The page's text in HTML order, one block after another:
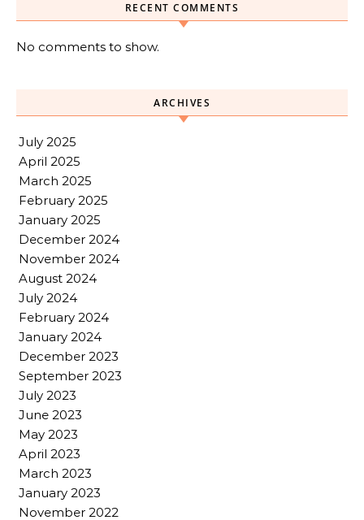
RECENT COMMENTS
No comments to show.
ARCHIVES
July 2025
April 2025
March 2025
February 2025
January 2025
December 2024
November 2024
August 2024
July 2024
February 2024
January 2024
December 2023
September 2023
July 2023
June 2023
May 2023
April 2023
March 2023
January 2023
November 2022